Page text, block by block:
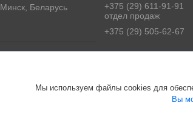
Беларусь
+375 (29) 611-91-91
отдел продаж
+375 (29) 505-62-67
Мы используем файлы cookies для
Вы